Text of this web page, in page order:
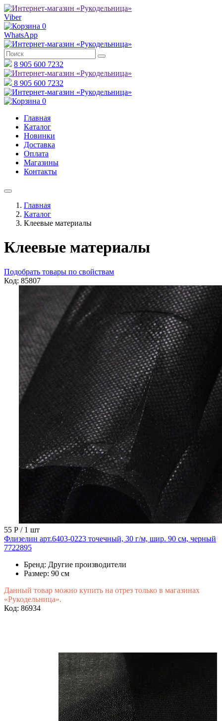
Viber
0
WhatsApp
8 905 600 7232
8 905 600 7232
0
Главная
Каталог
Новинки
Доставка
Оплата
Магазины
Контакты
Главная
Каталог
Клеевые материалы
Клеевые материалы
Подобрать товары по свойствам
Код: 85807
55 Р / 1 шт
Флизелин арт.6403-0223 точечный, 30 г/м, шир. 90 см, черный
7722895
Бренд: Другие производители
Размер: 90 см
Данный товар можно купить на отрез только в магазинах
«Рукодельница».
Код: 86934